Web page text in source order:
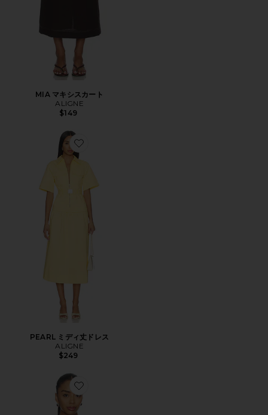
MIA マキシスカート
ALIGNE
$149
Favorite PEARL ミディ丈ドレス
PEARL ミディ丈ドレス
ALIGNE
$249
Favorite RUBY カーディガン